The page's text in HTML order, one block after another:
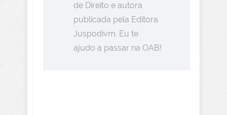
de Direito e autora
publicada pela Editora
Juspodivm. Eu te
ajudo a passar na OAB!